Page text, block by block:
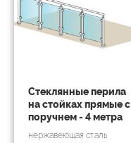
Стеклянные перила
на стойках прямые с
поручнем - 4 метра
нержавеющая сталь